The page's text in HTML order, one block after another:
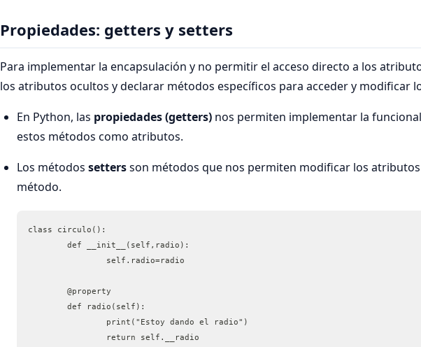
Propiedades: getters y setters
Para implementar la encapsulación y no permitir el acceso directo a los
los atributos ocultos y declarar métodos específicos para acceder y modificar
En Python, las propiedades (getters) nos permiten implementar la
estos métodos como atributos.
Los métodos settersson métodos que nos permiten modificar los
método.
class circulo():
	def __init__(self,radio):
		self.radio=radio
	@property
	def radio(self):
		print("Estoy dando el radio")